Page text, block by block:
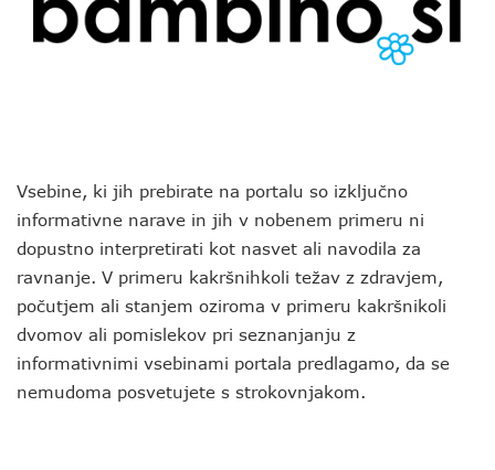
Vsebine, ki jih prebirate na portalu so izključno
informativne narave in jih v nobenem primeru ni
dopustno interpretirati kot nasvet ali navodila za
ravnanje. V primeru kakršnihkoli težav z zdravjem,
počutjem ali stanjem oziroma v primeru kakršnikoli
dvomov ali pomislekov pri seznanjanju z
informativnimi vsebinami portala predlagamo, da se
nemudoma posvetujete s strokovnjakom.